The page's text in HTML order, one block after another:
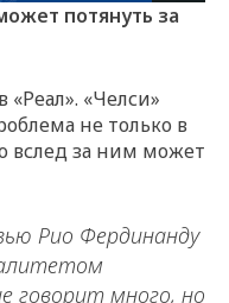
потянуть за
«Челси»
не только в
вслед за ним может
Рио Фердинанду
говорит много, но